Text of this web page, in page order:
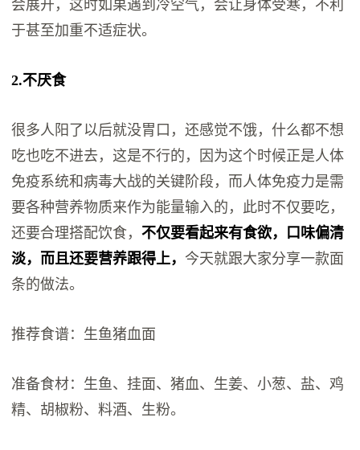
会展开，这时如果遇到冷空气，会让身体受寒，不利
于甚至加重不适症状。
2.不厌食
很多人阳了以后就没胃口，还感觉不饿，什么都不想
吃也吃不进去，这是不行的，因为这个时候正是人体
免疫系统和病毒大战的关键阶段，而人体免疫力是需
要各种营养物质来作为能量输入的，此时不仅要吃，
还要合理搭配饮食，不仅要看起来有食欲，口味偏清
淡，而且还要营养跟得上， 今天就跟大家分享一款面
条的做法。
推荐食谱：生鱼猪血面
准备食材：生鱼、挂面、猪血、生姜、小葱、盐、鸡
精、胡椒粉、料酒、生粉。